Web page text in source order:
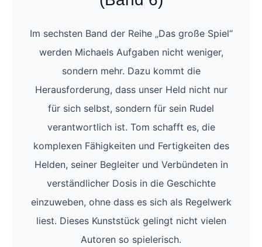
Im sechsten Band der Reihe „Das große Spiel“
werden Michaels Aufgaben nicht weniger,
sondern mehr. Dazu kommt die
Herausforderung, dass unser Held nicht nur
für sich selbst, sondern für sein Rudel
verantwortlich ist. Tom schafft es, die
komplexen Fähigkeiten und Fertigkeiten des
Helden, seiner Begleiter und Verbündeten in
verständlicher Dosis in die Geschichte
einzuweben, ohne dass es sich als Regelwerk
liest. Dieses Kunststück gelingt nicht vielen
Autoren so spielerisch.